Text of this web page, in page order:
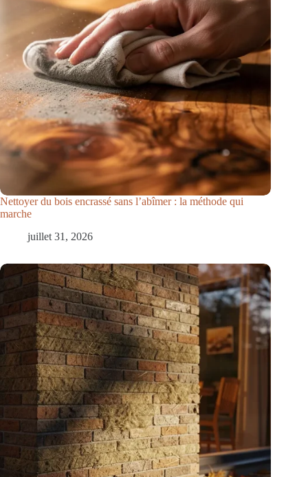
Nettoyer du bois encrassé sans l’abîmer : la méthode qui
marche
juillet 31, 2026